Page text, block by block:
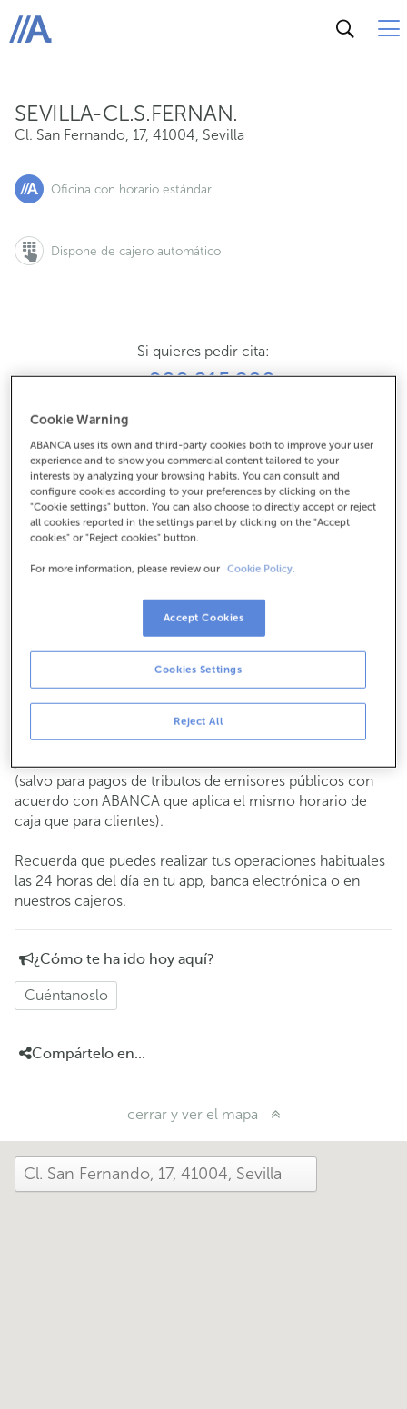
ABANCA
SEVILLA-CL.S.FERNAN.
Cl. San Fernando, 17, 41004, Sevilla
Oficina con horario estándar
Dispone de cajero automático
Si quieres pedir cita:
900 815 200
955571017
Cómo llegar
Gestiones comerciales
8:15 a 14:00.
cita previay te atenderemos el día y hora
Operaciones con efectivo
Clientes: de lunes a viernes de 8:15 a 11:00
Si no eres cliente, el horario de caja será losmartes y
(salvo para pagos de tributos de emisores públicos con
acuerdo con ABANCA que aplica el mismo horario de
caja que para clientes).
Recuerda que puedes realizar tus operaciones habituales
las 24 horas del día en tu app, banca electrónica o en
nuestros cajeros.
¿Cómo te ha ido hoy aquí?
Cuéntanoslo
Compártelo en...
cerrar y ver el mapa
Cookie Warning
ABANCA uses its own and third-party cookies both to improve your user
experience and to show you commercial content tailored to your
interests by analyzing your browsing habits. You can consult and
configure cookies according to your preferences by clicking on the
"Cookie settings" button. You can also choose to directly accept or reject
all cookies reported in the settings panel by clicking on the "Accept
cookies" or "Reject cookies" button.
For more information, please review our Cookie Policy.
Reject All
Cookies Settings
Accept Cookies
Cl. San Fernando, 17, 41004, Sevilla